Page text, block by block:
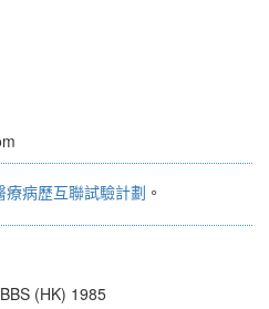
療病歷互聯試驗計劃 。
(HK) 1985